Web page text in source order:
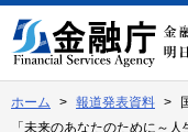
文
へ
動
ホーム 報道発表資料
「未来のあなたのために～